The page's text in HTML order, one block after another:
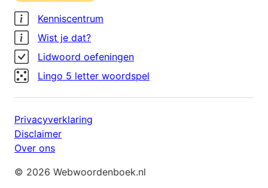
Kenniscentrum
Wist je dat?
Lidwoord oefeningen
Lingo 5 letter woordspel
Privacyverklaring
Disclaimer
Over ons
© 2026 Webwoordenboek.nl